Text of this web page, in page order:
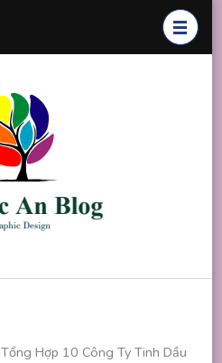
Tổng Hợp 10 Công Ty Tinh Dầu